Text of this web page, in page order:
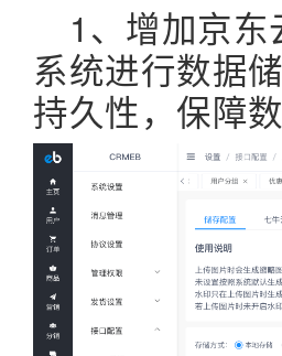
1、增加京
系统进行数据
持久性，保障